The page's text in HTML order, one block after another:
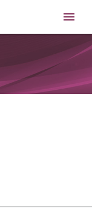
